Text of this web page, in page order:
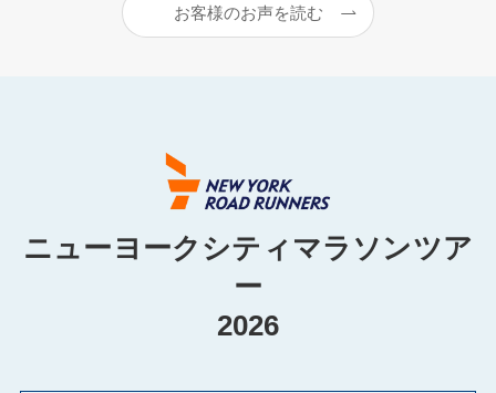
お客様のお声を読む
ニューヨークシティマラソンツア
ー
2026